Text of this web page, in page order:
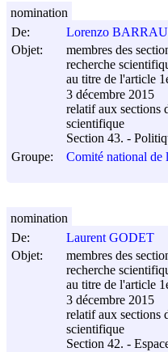
De:
Lorenzo
Objet:
membres des
recherche
au titre de l'article
3 décembre 2015
relatif aux sections
scientifique
Section 43. -
Groupe:
Comité national de
nomination
De:
Laurent GODET
Objet:
membres des
recherche
au titre de l'article
3 décembre 2015
relatif aux sections
scientifique
Section 42. -
nomination